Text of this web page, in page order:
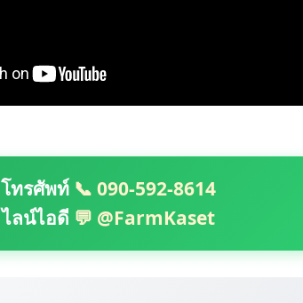
โทรศัพท์ 📞 090-592-8614
ไลน์ไอดี 💬 @FarmKaset